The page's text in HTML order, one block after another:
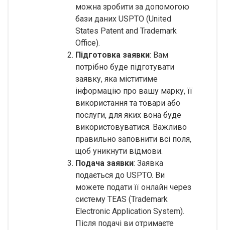
можна зробити за допомогою
бази даних USPTO (United
States Patent and Trademark
Office).
Підготовка заявки: Вам
потрібно буде підготувати
заявку, яка міститиме
інформацію про вашу марку, її
використання та товари або
послуги, для яких вона буде
використовуватися. Важливо
правильно заповнити всі поля,
щоб уникнути відмови.
Подача заявки: Заявка
подається до USPTO. Ви
можете подати її онлайн через
систему TEAS (Trademark
Electronic Application System).
Після подачі ви отримаєте